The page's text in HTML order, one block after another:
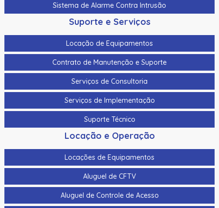
Sistema de Alarme Contra Intrusão
Suporte e Serviços
Locação de Equipamentos
Contrato de Manutenção e Suporte
Serviços de Consultoria
Serviços de Implementação
Suporte Técnico
Locação e Operação
Locações de Equipamentos
Aluguel de CFTV
Aluguel de Controle de Acesso